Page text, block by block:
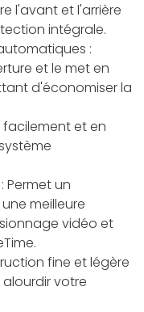
l'avant et l'arrière
intégrale.
:
et le met en
d'économiser la
facilement et en
Permet un
meilleure
vidéo et
fine et légère
votre